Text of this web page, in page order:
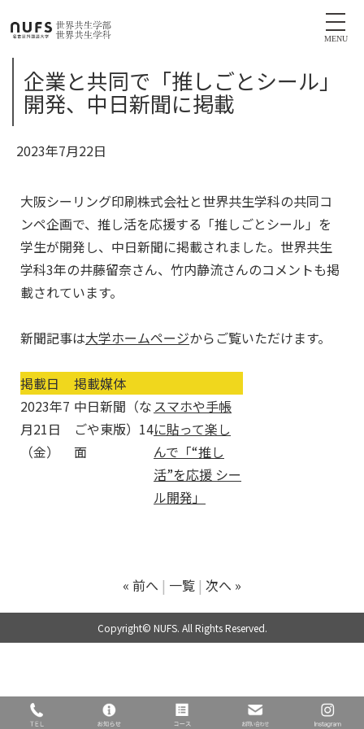
MENU
企業と共同で「推しごとシール」
開発、中日新聞に掲載
2023年7月22日
大阪シーリング印刷株式会社と世界共生学科の共同コ
ンペ企画で、推し活を応援する「推しごとシール」を
学生が開発し、中日新聞に掲載されました。世界共生
学科3年の井藤留奈さん、竹内静流さんのコメントも掲
載されています。
新聞記事は大学ホームページからご覧いただけます。
掲載日
掲載媒体
2023年7
月21日
（金）
中日新聞（な
ごや東版）14
面
スマホや手帳
に貼って楽し
んで「“推し
活”を応援 シー
ル開発」
« 前へ 一覧 次へ »
Copyright© NUFS. All Rights Reserved.